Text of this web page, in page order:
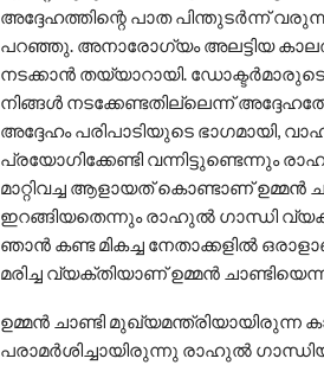
അദ്ദേഹത്തിന്റെ പാത പിന്തുടര്‍ന്ന്
പറഞ്ഞു. അനാരോഗ്യം അലട്ടിയ
നടക്കാന്‍ തയ്യാറായി. ഡോക്ടര്‍മാരുടെ
നിങ്ങള്‍ നടക്കേണ്ടതില്ലെന്ന്
അദ്ദേഹം പരിപാടിയുടെ ഭാഗമായി,
പ്രയോഗിക്കേണ്ടി വന്നിട്ടുണ്ടെന്നും
മാറ്റിവച്ച ആളായത് കൊണ്ടാണ്
ഇറങ്ങിയതെന്നും രാഹുല്‍ ഗാന്ധി
ഞാന്‍ കണ്ട മികച്ച നേതാക്കളില്‍
മരിച്ച വ്യക്തിയാണ് ഉമ്മന്‍
ഉമ്മന്‍ ചാണ്ടി മുഖ്യമന്ത്രിയായിരുന്ന
പരാമര്‍ശിച്ചായിരുന്നു രാഹുല്‍